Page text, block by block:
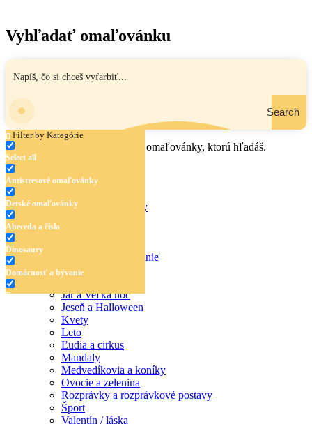
Vyhľadať omaľovánku
Search
Filter by Kategórie
Select all
Antistresové omaľovánky
Detské omaľovánky
Abeceda a čísla
Dinosaury
Domácnosť a bývanie
Doprava
Jar a Veľká noc
Jeseň a Halloween
Zadaj názov, oblasť alebo tému omaľovánky, ktorú hľadáš.
Antistresové omaľovánky
Domácnosť a bývanie
Doprava
Jar a Veľká noc
Jeseň a Halloween
Kvety
Leto
Ľudia a cirkus
Mandaly
Medvedíkovia a koníky
Ovocie a zelenina
Rozprávky a rozprávkové postavy
Šport
Valentín / láska